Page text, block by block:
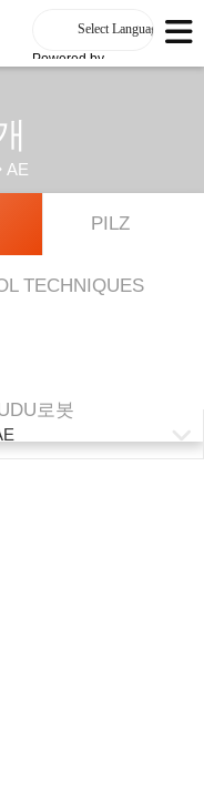
Powered by
AE
PILZ
TECHNIQUES
로봇